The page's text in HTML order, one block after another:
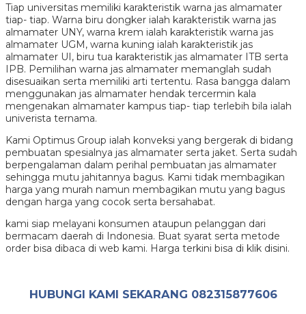
Tiap universitas memiliki karakteristik warna jas almamater
tiap- tiap. Warna biru dongker ialah karakteristik warna jas
almamater UNY, warna krem ialah karakteristik warna jas
almamater UGM, warna kuning ialah karakteristik jas
almamater UI, biru tua karakteristik jas almamater ITB serta
IPB. Pemilihan warna jas almamater memanglah sudah
disesuaikan serta memiliki arti tertentu. Rasa bangga dalam
menggunakan jas almamater hendak tercermin kala
mengenakan almamater kampus tiap- tiap terlebih bila ialah
univerista ternama.
Kami Optimus Group ialah konveksi yang bergerak di bidang
pembuatan spesialnya jas almamater serta jaket. Serta sudah
berpengalaman dalam perihal pembuatan jas almamater
sehingga mutu jahitannya bagus. Kami tidak membagikan
harga yang murah namun membagikan mutu yang bagus
dengan harga yang cocok serta bersahabat.
kami siap melayani konsumen ataupun pelanggan dari
bermacam daerah di Indonesia. Buat syarat serta metode
order bisa dibaca di web kami. Harga terkini bisa di klik disini.
HUBUNGI KAMI SEKARANG 082315877606